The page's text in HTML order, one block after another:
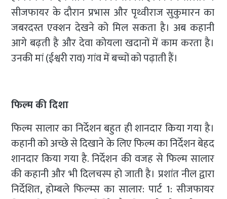
सीजफायर के दौरान प्रभास और पृथ्वीराज सुकुमारन का
जबरदस्त एक्शन देखने को मिल सकता है। अब कहानी
आगे बढ़ती है और देवा कोयला खदानों में काम करता है।
उनकी मां (ईश्वरी राव) गांव में बच्चों को पढ़ाती हैं।
फिल्म की दिशा
फिल्म सालार का निर्देशन बहुत ही शानदार किया गया है।
कहानी को अच्छे से दिखाने के लिए फिल्म का निर्देशन बेहद
शानदार किया गया है. निर्देशन की वजह से फिल्म सालार
की कहानी और भी दिलचस्प हो जाती है। प्रशांत नील द्वारा
निर्देशित, होम्बले फिल्म्स का सालार: पार्ट 1: सीजफायर